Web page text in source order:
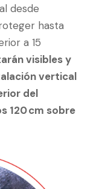
desde
hasta
a 15
visibles y
vertical
del
120 cm sobre